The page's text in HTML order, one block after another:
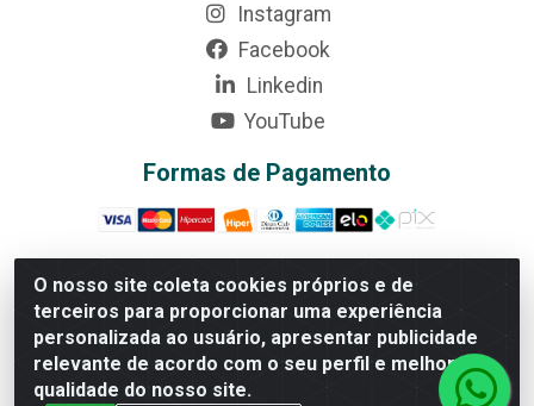
O nosso site coleta cookies próprios e de
terceiros para proporcionar uma experiência
personalizada ao usuário, apresentar publicidade
relevante de acordo com o seu perfil e melhorar a
qualidade do nosso site.
Instagram
Facebook
Linkedin
YouTube
Formas de Pagamento
Rede Brasil - Avenida Universitária, nº 3860, Jardim das
Américas II Etapa - Anápolis/GO - CEP 75070-415 -
CNPJ 07.728.073/0002-24